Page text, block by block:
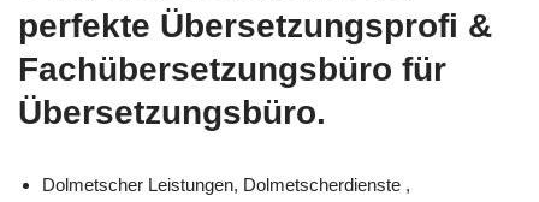
perfekte Übersetzungsprofi &
Fachübersetzungsbüro für
Übersetzungsbüro.
Dolmetscher Leistungen, Dolmetscherdienste ,